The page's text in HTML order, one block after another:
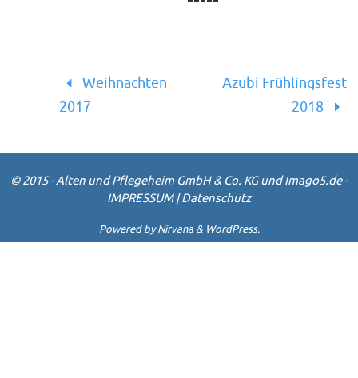
Weihnachten
2017
Azubi Frühlingsfest
2018
© 2015 - Alten und Pflegeheim GmbH & Co. KG und Imago5.de -
IMPRESSUM|Datenschutz
Powered byNirvana& WordPress.